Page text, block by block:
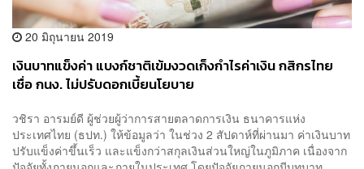
20 มิถุนายน 2019
เงินบาทแข็งค่า แบงก์ชาติเข้มงวดเก็งกำไรค่าเงิน กสิกรไทย
เชื่อ กนง. ไม่ปรับดอกเบี้ยนโยบาย
วชิรา อารมย์ดี ผู้ช่วยผู้ว่าการสายตลาดการเงิน ธนาคารแห่ง
ประเทศไทย (ธปท.) ให้ข้อมูลว่า ในช่วง 2 สัปดาห์ที่ผ่านมา ค่าเงินบาท
ปรับแข็งค่าขึ้นเร็ว และแข็งกว่าสกุลเงินส่วนใหญ่ในภูมิภาค เนื่องจาก